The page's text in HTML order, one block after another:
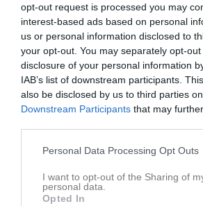
opt-out request is processed you may
interest-based ads based on personal
us or personal information disclosed to
your opt-out. You may separately opt-
disclosure of your personal information
IAB’s list of downstream participants.
also be disclosed by us to third parties
Downstream Participants that may
Personal Data Processing Opt Outs
I want to opt-out of the Sharing of
personal data.
Opted In
Seniorer för 10 timmar sedan
Inbjudan ProjCon Poolen 2026 i
Seniorer 11 mar
Dukning inför Guldracket.
Seniorer 5 mar 0
Visa fler nyheter
Nyheter från föreningen